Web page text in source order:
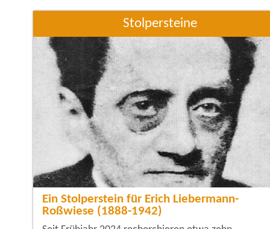
1926 besuchte er die
Stolpersteine
Ein Stolperstein für Erich Liebermann-
Roßwiese (1888-1942)